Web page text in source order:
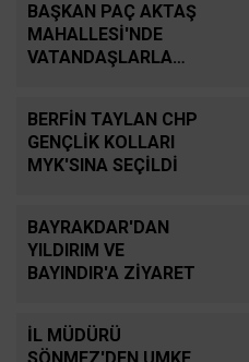
BAŞKAN PAÇ AKTAŞ
MAHALLESİ'NDE
VATANDAŞLARLA
BERFİN TAYLAN CHP
GENÇLİK KOLLARI
MYK'SINA SEÇİLDİ
BAYRAKDAR'DAN
YILDIRIM VE
BAYINDIR'A ZİYARET
İL MÜDÜRÜ